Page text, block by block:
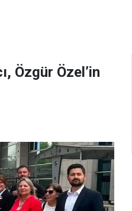
Özgür Özel’in